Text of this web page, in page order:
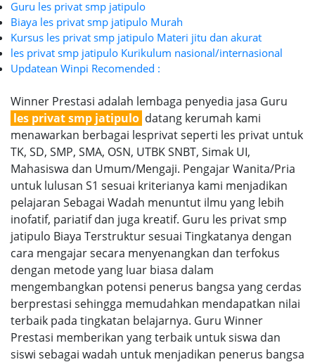
Guru les privat smp jatipulo
Biaya les privat smp jatipulo Murah
Kursus les privat smp jatipulo Materi jitu dan akurat
les privat smp jatipulo Kurikulum nasional/internasional
Updatean Winpi Recomended :
Winner Prestasi adalah lembaga penyedia jasa Guru
les privat smp jatipulo datang kerumah kami
menawarkan berbagai lesprivat seperti les privat untuk
TK, SD, SMP, SMA, OSN, UTBK SNBT, Simak UI,
Mahasiswa dan Umum/Mengaji. Pengajar Wanita/Pria
untuk lulusan S1 sesuai kriterianya kami menjadikan
pelajaran Sebagai Wadah menuntut ilmu yang lebih
inofatif, pariatif dan juga kreatif. Guru les privat smp
jatipulo Biaya Terstruktur sesuai Tingkatanya dengan
cara mengajar secara menyenangkan dan terfokus
dengan metode yang luar biasa dalam
mengembangkan potensi penerus bangsa yang cerdas
berprestasi sehingga memudahkan mendapatkan nilai
terbaik pada tingkatan belajarnya. Guru Winner
Prestasi memberikan yang terbaik untuk siswa dan
siswi sebagai wadah untuk menjadikan penerus bangsa